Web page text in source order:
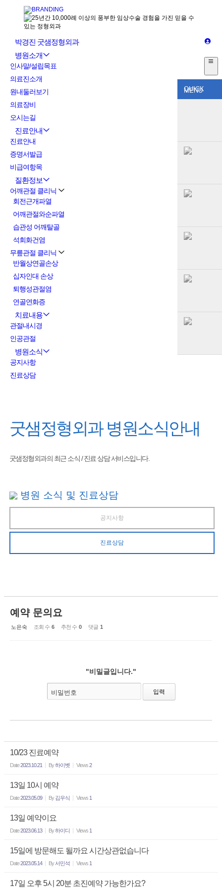
QUICK
MENU
박경진 굿샘정형외과
병원소개
인사말/설립목표
의료진소개
원내둘러보기
의료장비
오시는길
진료안내
진료안내
증명서발급
비급여항목
질환정보
어깨관절 클리닉
회전근개파열
어깨관절와순파열
습관성 어깨탈골
석회화건염
무릎관절 클리닉
반월상연골손상
십자인대 손상
퇴행성관절염
연골연화증
치료내용
관절내시경
인공관절
병원소식
공지사항
진료상담
굿샘정형외과병원소식안내
굿샘정형외과의 최근 소식 / 진료 상담 서비스입니다.
병원 소식 및 진료상담
공지사항
진료상담
예약 문의요
노은숙 조회 수 6 추천 수 0 댓글 1
"비밀글입니다."
비밀번호
10/23 진료예약
Date2023.10.21 By하이벳 Views2
13일 10시 예약
Date2023.05.09 By 김우식 Views 1
13일 예약이요
Date2023.06.13 By하이디 Views 1
15일에 방문해도 될까요 시간상관없습니다
Date2023.05.14 By 서민석 Views 1
17일 오후 5시 20분 초진예약 가능한가요?